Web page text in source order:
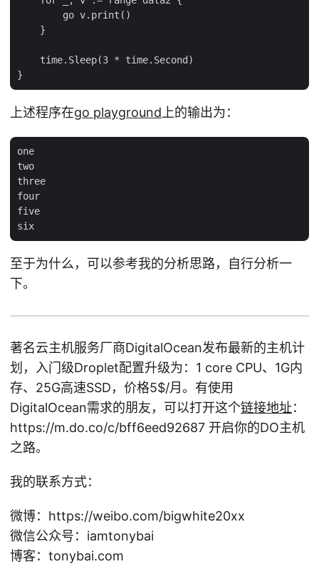
        go v.print()
    }
    time.Sleep(3 * time.Second)
上述程序在go playground 上的输出为：
one
two
three
four
five
至于为什么，可以参考我的分析思路，自行分析一
下。
著名云主机服务厂商DigitalOcean发布最新的主机计
划，入门级Droplet配置升级为：1 core CPU、1G内
存、25G高速SSD，价格5$/月。有使用
DigitalOcean需求的朋友，可以打开这个链接地址：
https://m.do.co/c/bff6eed92687 开启你的DO主机
之路。
我的联系方式：
微博：https://weibo.com/bigwhite20xx
微信公众号：iamtonybai
博客：tonybai.com